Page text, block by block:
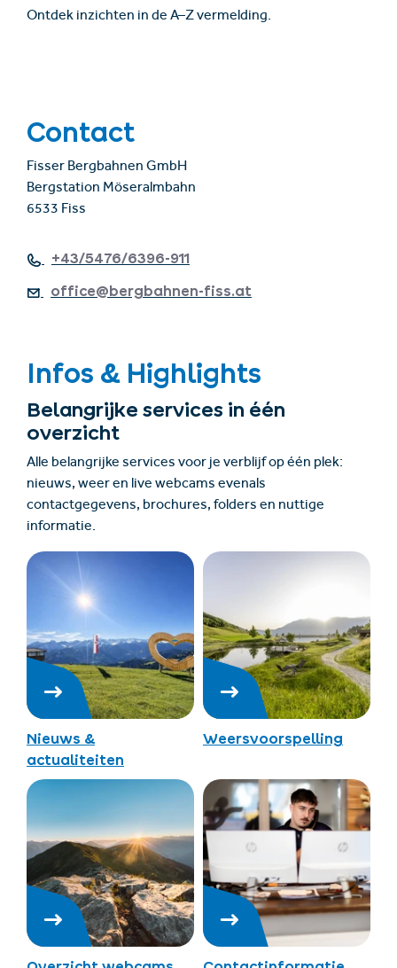
Ontdek inzichten in de A–Z vermelding.
Contact
Fisser Bergbahnen GmbH
Bergstation Möseralmbahn
6533 Fiss
+43/5476/6396-911
office@bergbahnen-fiss.at
Infos & Highlights
Belangrijke services in één
overzicht
Alle belangrijke services voor je verblijf op één plek:
nieuws, weer en live webcams evenals
contactgegevens, brochures, folders en nuttige
informatie.
Nieuws &
actualiteiten
Weersvoorspelling